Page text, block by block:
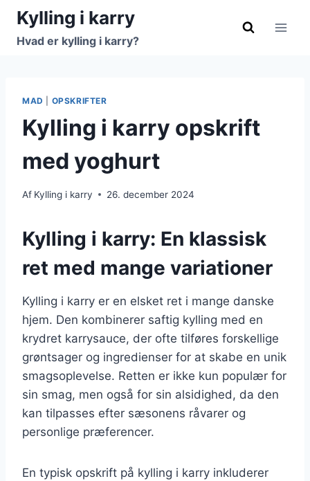
Fortsæt
indhold
Kylling i karry
Hvad er kylling i karry?
MAD OPSKRIFTER
Kylling i karry opskrift
med yoghurt
Af Kylling i karry 26. december 2024
Kylling i karry: En klassisk
ret med mange variationer
Kylling i karry er en elsket ret i mange danske
hjem. Den kombinerer saftig kylling med en
krydret karrysauce, der ofte tilføres forskellige
grøntsager og ingredienser for at skabe en unik
smagsoplevelse. Retten er ikke kun populær for
sin smag, men også for sin alsidighed, da den
kan tilpasses efter sæsonens råvarer og
personlige præferencer.
En typisk opskrift på kylling i karry inkluderer